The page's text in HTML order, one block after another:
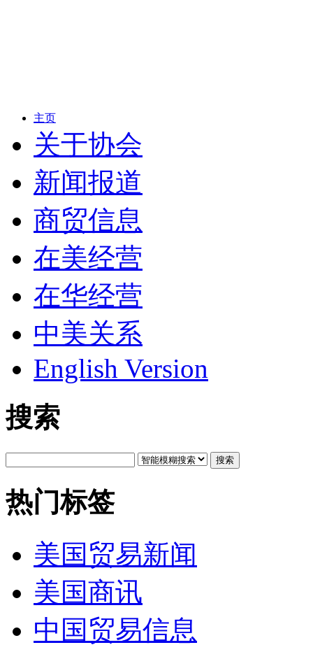
主页
关于协会
新闻报道
商贸信息
在美经营
在华经营
中美关系
English Version
搜索
搜索
热门标签
美国贸易新闻
美国商讯
中国贸易信息